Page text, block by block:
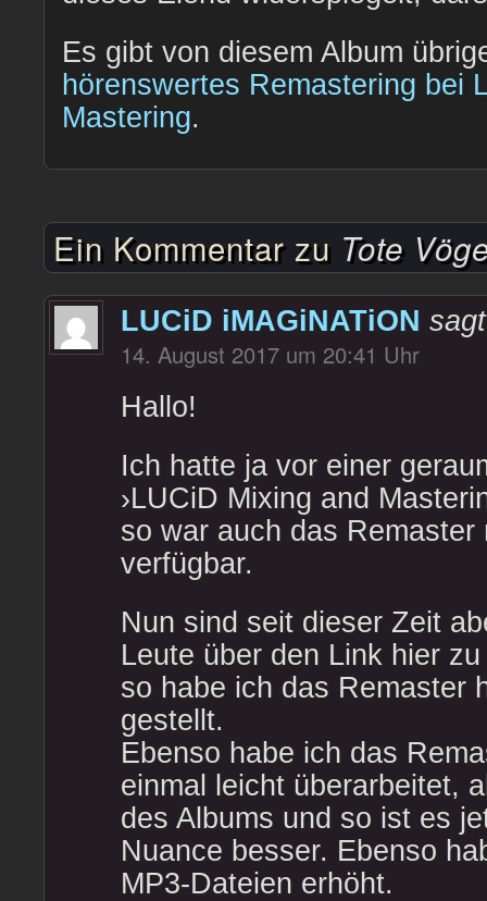
Es gibt von diesem Album
hörenswertes Remastering bei
Mastering.
Ein Kommentar zu Tote
LUCiD iMAGiNATiON
14. August 2017 um 20:41 Uhr
Hallo!
Ich hatte ja vor einer
›LUCiD Mixing and
so war auch das Remaster
verfügbar.
Nun sind seit dieser Zeit
Leute über den Link hier
so habe ich das Remaster
gestellt.
Ebenso habe ich das
einmal leicht überarbeitet,
des Albums und so ist es
Nuance besser. Ebenso
MP3-Dateien erhöht.